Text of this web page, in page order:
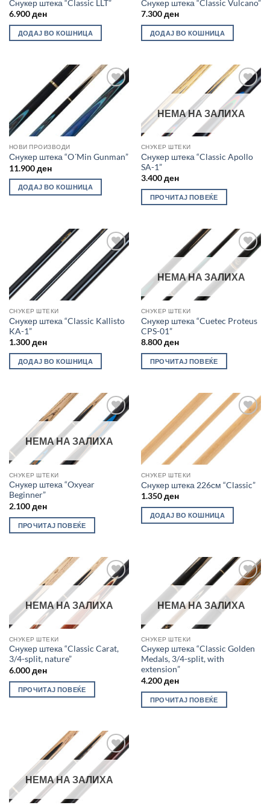
Снукер штека “Classic LLT”
6.900ден
ДОДАЈ ВО КОШНИЦА
Снукер штека “Classic Vulcano”
7.300ден
ДОДАЈ ВО КОШНИЦА
Во
желботека
НОВИ ПРОИЗВОДИ
Снукер штека “O´Min Gunman”
11.900ден
ДОДАЈ ВО КОШНИЦА
Во
желботека
НЕМА НА ЗАЛИХА
СНУКЕР ШТЕКИ
Снукер штека “Classic Apollo
SA-1”
3.400ден
ПРОЧИТАЈ ПОВЕЌЕ
Во
желботека
СНУКЕР ШТЕКИ
Снукер штека “Classic Kallisto
KA-1”
1.300ден
ДОДАЈ ВО КОШНИЦА
Во
желботека
НЕМА НА ЗАЛИХА
СНУКЕР ШТЕКИ
Снукер штека “Cuetec Proteus
CPS-01”
8.800ден
ПРОЧИТАЈ ПОВЕЌЕ
Во
желботека
НЕМА НА ЗАЛИХА
СНУКЕР ШТЕКИ
Снукер штека “Oxyear
Beginner”
2.100ден
ПРОЧИТАЈ ПОВЕЌЕ
Во
желботека
СНУКЕР ШТЕКИ
Снукер штека 226см “Classic”
1.350ден
ДОДАЈ ВО КОШНИЦА
Во
желботека
НЕМА НА ЗАЛИХА
СНУКЕР ШТЕКИ
Снукер штека “Classic Carat,
3/4-split, nature”
6.000ден
ПРОЧИТАЈ ПОВЕЌЕ
Во
желботека
НЕМА НА ЗАЛИХА
СНУКЕР ШТЕКИ
Снукер штека “Classic Golden
Medals, 3/4-split, with
extension”
4.200ден
ПРОЧИТАЈ ПОВЕЌЕ
Во
желботека
НЕМА НА ЗАЛИХА